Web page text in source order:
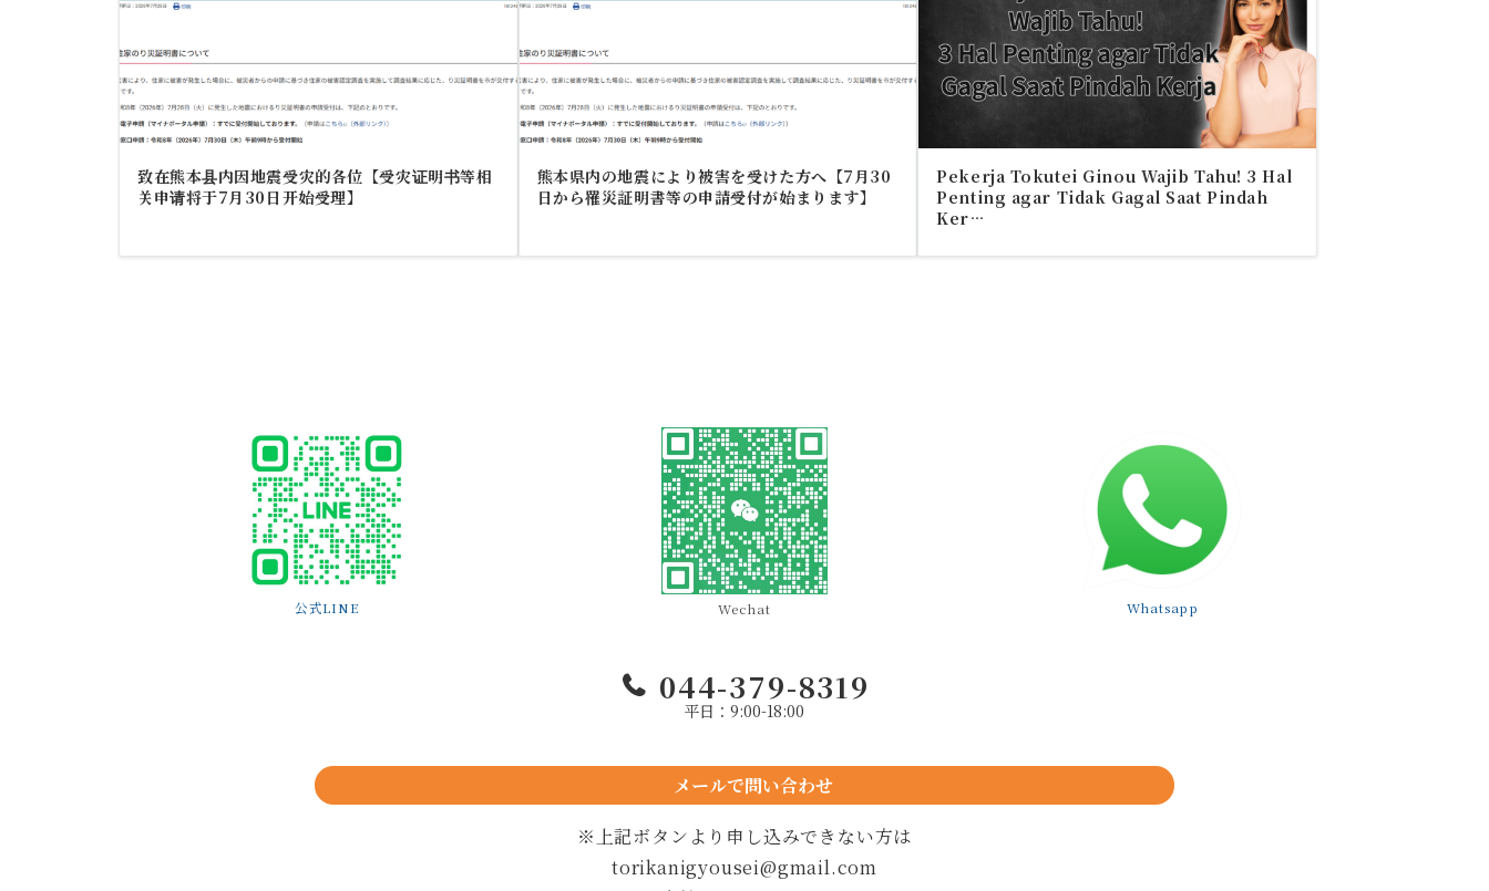
致在熊本县内因地震受灾的各位【受灾证明书等相
关申请将于7月30日开始受理】
熊本県内の地震により被害を受けた方へ【7月30
日から罹災証明書等の申請受付が始まります】
Pekerja Tokutei Ginou Wajib Tahu! 3 Hal
Penting agar Tidak Gagal Saat Pindah
Ker…
公式LINE Wechat Whatsapp
044-379-8319
平日：9:00-18:00
メールで問い合わせ
※上記ボタンより申し込みできない方は
torikanigyousei@gmail.com